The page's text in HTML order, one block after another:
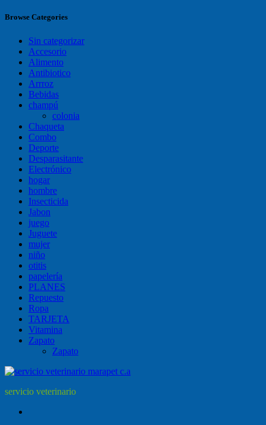
Browse Categories
Sin categorizar
Accesorio
Alimento
Antibiotico
Arrroz
Bebidas
champú
colonia
Chaqueta
Combo
Deporte
Desparasitante
Electrónico
hogar
hombre
Insecticida
Jabon
juego
Juguete
mujer
niño
otitis
papelería
PLANES
Repuesto
Ropa
TARJETA
Vitamina
Zapato
Zapato
servicio veterinario